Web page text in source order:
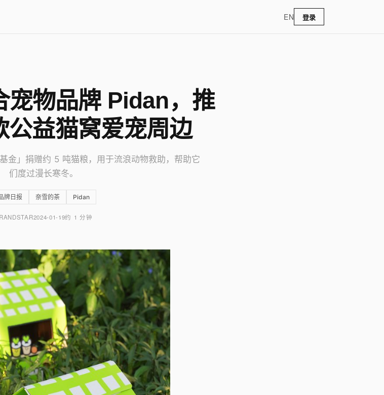
EN 登录
宠物品牌 Pidan，推
公益猫窝爱宠周边
金」捐赠约 5 吨猫粮，用于流浪动物救助，帮助它
们度过漫长寒冬。
牌日报 奈雪的茶 Pidan
2024-01-19约 1 分钟